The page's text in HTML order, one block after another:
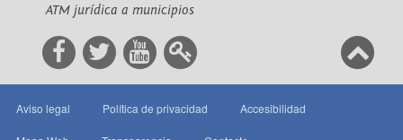
ATM jurídica a municipios
Aviso legal Política de privacidad Accesibilidad